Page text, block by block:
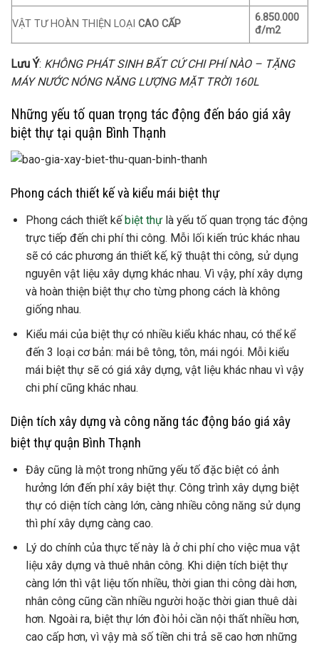
VẬT TƯ HOÀN THIỆN LOẠI CAO CẤP
6.850.000
đ/m2
Lưu Ý: KHÔNG PHÁT SINH BẤT CỨ CHI PHÍ NÀO – TẶNG
MÁY NƯỚC NÓNG NĂNG LƯỢNG MẶT TRỜI 160L
Những yếu tố quan trọng tác động đến báo giá xây
biệt thự tại quận Bình Thạnh
Phong cách thiết kế và kiểu mái biệt thự
Phong cách thiết kếbiệt thựlà yếu tố quan trọng tác động
trực tiếp đến chi phí thi công. Mỗi lối kiến trúc khác nhau
sẽ có các phương án thiết kế, kỹ thuật thi công, sử dụng
nguyên vật liệu xây dựng khác nhau. Vì vậy, phí xây dựng
và hoàn thiện biệt thự cho từng phong cách là không
giống nhau.
Kiểu mái của biệt thự có nhiều kiểu khác nhau, có thể kể
đến 3 loại cơ bản: mái bê tông, tôn, mái ngói. Mỗi kiểu
mái biệt thự sẽ có giá xây dựng, vật liệu khác nhau vì vậy
chi phí cũng khác nhau.
Diện tích xây dựng và công năng tác động báo giá xây
biệt thự quận Bình Thạnh
Đây cũng là một trong những yếu tố đặc biệt có ảnh
hưởng lớn đến phí xây biệt thự. Công trình xây dựng biệt
thự có diện tích càng lớn, càng nhiều công năng sử dụng
thì phí xây dựng càng cao.
Lý do chính của thực tế này là ở chi phí cho việc mua vật
liệu xây dựng và thuê nhân công. Khi diện tích biệt thự
càng lớn thì vật liệu tốn nhiều, thời gian thi công dài hơn,
nhân công cũng cần nhiều người hoặc thời gian thuê dài
hơn. Ngoài ra, biệt thự lớn đòi hỏi cần nội thất nhiều hơn,
cao cấp hơn, vì vậy mà số tiền chi trả sẽ cao hơn những